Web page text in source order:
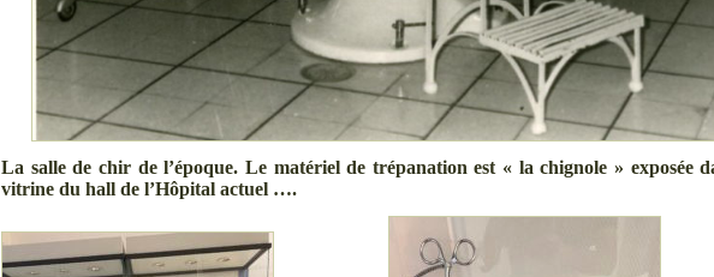
La salle de chir de l’époque. Le matériel de trépanation est « la chignole » exposée
vitrine du hall de l’Hôpital actuel ….